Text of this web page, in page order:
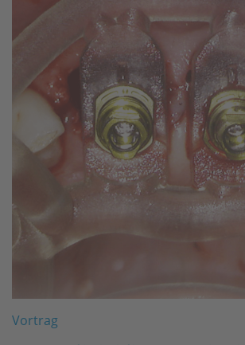
Vortrag